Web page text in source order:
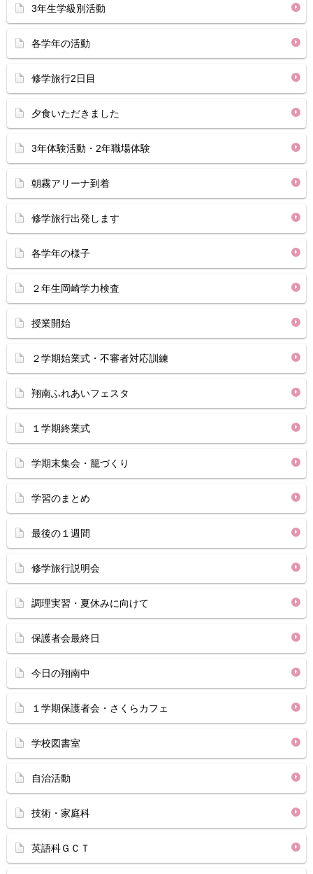
3年生学級別活動
各学年の活動
修学旅行2日目
夕食いただきました
3年体験活動・2年職場体験
朝霧アリーナ到着
修学旅行出発します
各学年の様子
２年生岡崎学力検査
授業開始
２学期始業式・不審者対応訓練
翔南ふれあいフェスタ
１学期終業式
学期末集会・籠づくり
学習のまとめ
最後の１週間
修学旅行説明会
調理実習・夏休みに向けて
保護者会最終日
今日の翔南中
１学期保護者会・さくらカフェ
学校図書室
自治活動
技術・家庭科
英語科ＧＣＴ